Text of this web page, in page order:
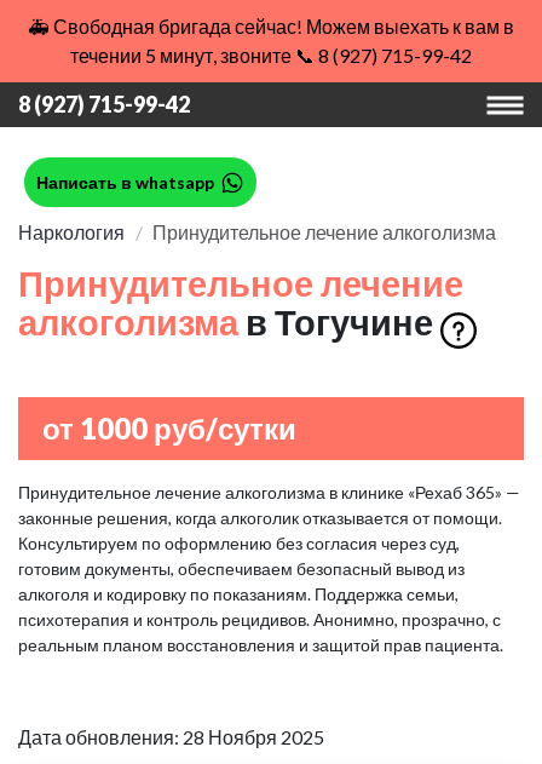
🚑 Свободная бригада сейчас! Можем выехать к вам в
течении 5 минут, звоните 📞 8 (927) 715-99-42
8 (927) 715-99-42
Написать в whatsapp
Наркология Принудительное лечение алкоголизма
Принудительное лечение
алкоголизма в Тогучине
от 1000 руб/сутки
Принудительное лечение алкоголизма в клинике «Рехаб 365» —
законные решения, когда алкоголик отказывается от помощи.
Консультируем по оформлению без согласия через суд,
готовим документы, обеспечиваем безопасный вывод из
алкоголя и кодировку по показаниям. Поддержка семьи,
психотерапия и контроль рецидивов. Анонимно, прозрачно, с
реальным планом восстановления и защитой прав пациента.
Дата обновления: 28 Ноября 2025